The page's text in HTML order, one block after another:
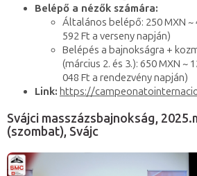
Belépő a nézők számára:
Általános belépő: 250 MXN ~
592 Ft a verseny napján)
Belépés a bajnokságra +
(március 2. és 3.): 650 MXN ~
048 Ft a rendezvény napján)
Link: https://
Svájci masszázsbajnokság,
(szombat), Svájc